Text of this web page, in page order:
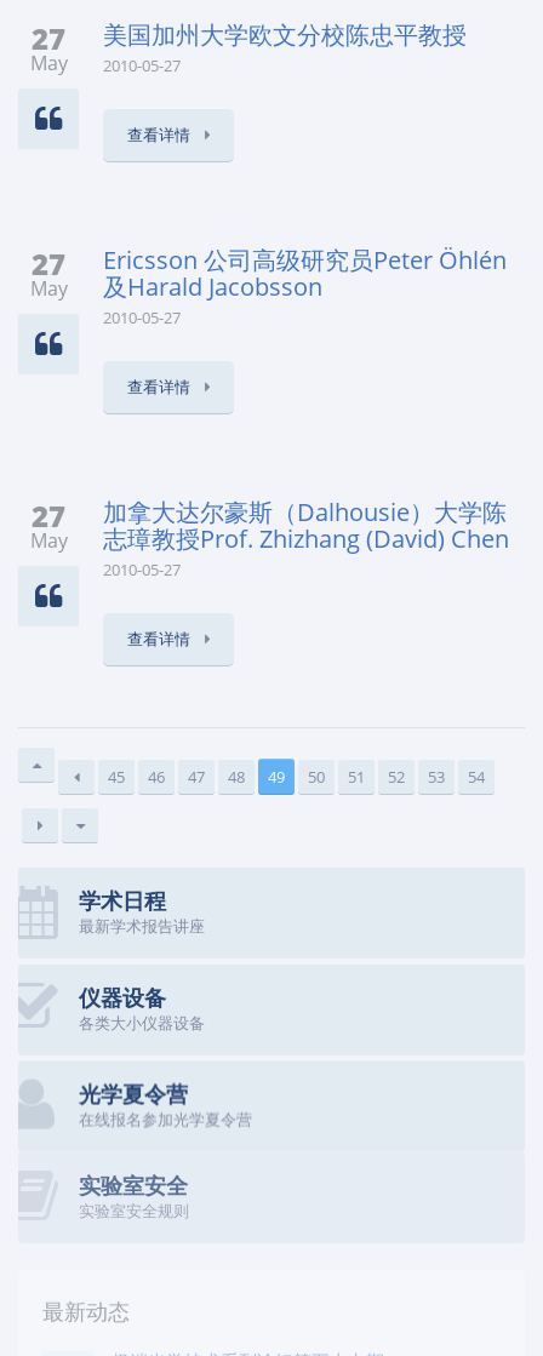
27
May
美国加州大学欧文分校陈忠平教授
2010-05-27
查看详情
27
May
Ericsson 公司高级研究员Peter Öhlén
及Harald Jacobsson
2010-05-27
查看详情
27
May
加拿大达尔豪斯（Dalhousie）大学陈
志璋教授Prof. Zhizhang (David) Chen
2010-05-27
查看详情
45 46 47 48 49 50 51 52 53 54
学术日程
最新学术报告讲座
仪器设备
各类大小仪器设备
光学夏令营
在线报名参加光学夏令营
实验室安全
实验室安全规则
最新动态